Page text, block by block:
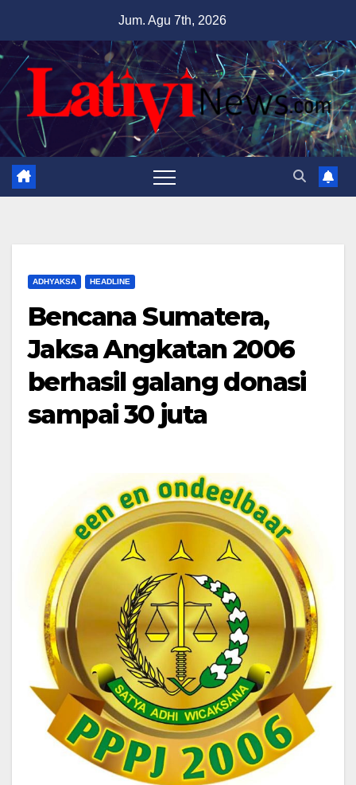
content
Jum. Agu 7th, 2026
ADHYAKSA HEADLINE
Bencana Sumatera,
Jaksa Angkatan 2006
berhasil galang donasi
sampai 30 juta